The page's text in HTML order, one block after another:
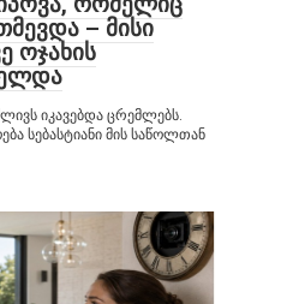
– მისი
ოჯახის
იკავებდა ცრემლებს.
სებასტიანი მის საწოლთან